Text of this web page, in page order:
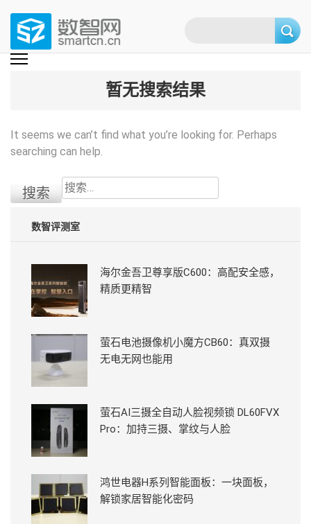
content
(Press
数智网
智能家居第一资讯门户 | 智能家居系统，智能家居产品，智能家居解决方
暂无搜索结果
It seems we can’t find what you’re looking for. Perhaps
searching can help.
搜
索：
数智评测室
海尔金吾卫尊享版C600：高配安全感，
精质更精智
萤石电池摄像机小魔方CB60：真双摄
无电无网也能用
萤石AI三摄全自动人脸视频锁 DL60FVX
Pro：加持三摄、掌纹与人脸
鸿世电器H系列智能面板：一块面板，
解锁家居智能化密码